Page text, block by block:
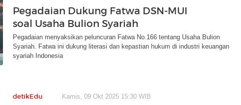
Pegadaian Dukung Fatwa DSN-MUI
soal Usaha Bulion Syariah
Pegadaian menyaksikan peluncuran Fatwa No.166 tentang Usaha Bulion
Syariah. Fatwa ini dukung literasi dan kepastian hukum di industri keuangan
syariah Indonesia
detikEdu Kamis, 09 Okt 2025 15:30 WIB